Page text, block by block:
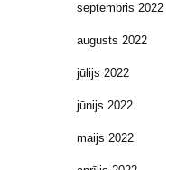
septembris 2022
augusts 2022
jūlijs 2022
jūnijs 2022
maijs 2022